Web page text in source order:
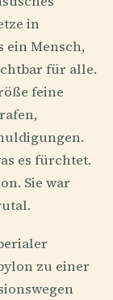
in
ein Mensch,
für alle.
feine
es fürchtet.
Sie war
zu einer